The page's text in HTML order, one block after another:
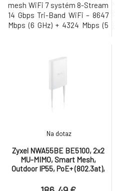
mesh WiFi 7 systém 8-Stream
14 Gbps Tri-Band WiFi – 8647
Mbps (6 GHz) + 4324 Mbps (5
1× 10 Gbps WAN/LAN port + 1×
Gbps port zabezpečuje
maximálnu flexibilitu a
zvýšenú priepustnosť.§
Bezdrôtový a káblový k
Zyxel NWA55BE BE5100, 2x2
MU-MIMO, Smart Mesh,
Outdoor IP55, PoE+ (802.3at),
Managed Including Power
Na dotaz